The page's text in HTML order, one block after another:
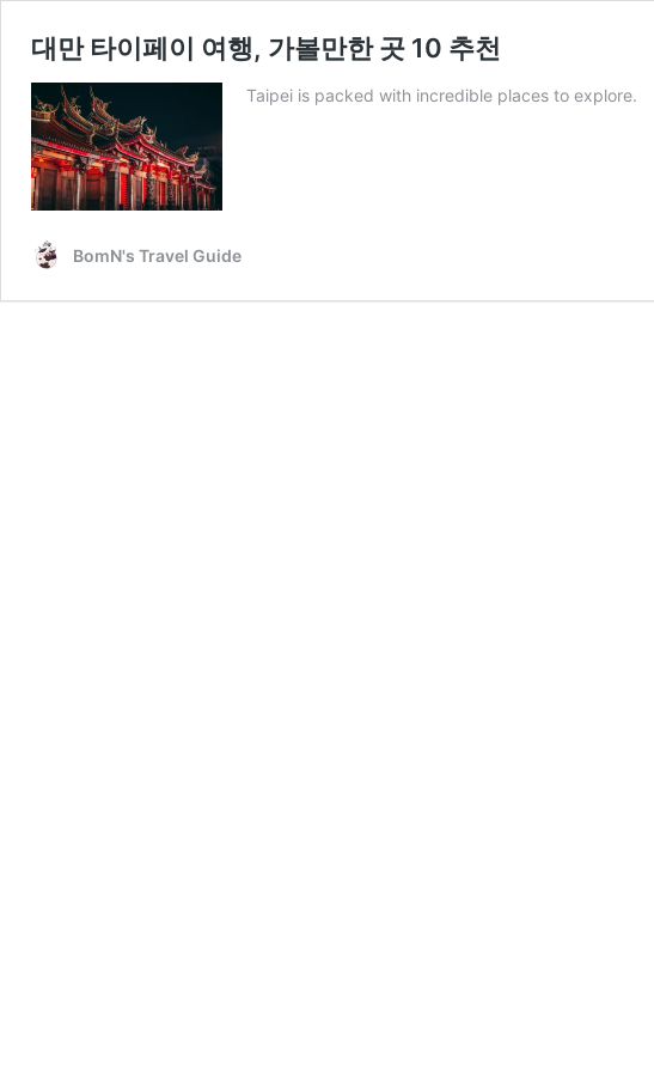
대만 타이페이 여행, 가볼만한 곳 10 추천
Taipei is packed with incredible places to explore.
BomN's Travel Guide